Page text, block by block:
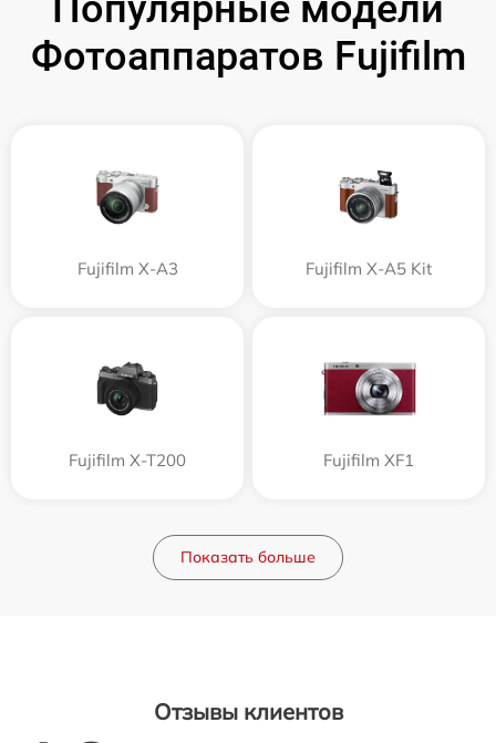
Фотоаппаратов Fujifilm
Fujifilm X-A3 Fujifilm X-A5 Kit
Fujifilm X-T200 Fujifilm XF1
Показать больше
Отзывы клиентов